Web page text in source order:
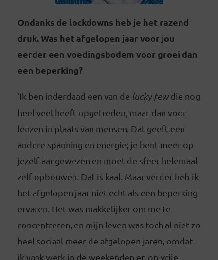
Ondanks de lockdowns heb je het razend
druk. Was het afgelopen jaar voor jou
eerder een voedingsbodem voor groei dan
een beperking?
‘Ik ben inderdaad een van de lucky fewdie nog
heel veel heeft opgetreden, maar dan voor
lenzen in plaats van mensen. Dat geeft een
andere spanning en energie; je bent meer op
jezelf aangewezen en moet de sfeer helemaal
zelf opbouwen. Dat is kaal. Maar verder heb ik
het afgelopen jaar niet echt als een beperking
ervaren. Het was makkelijker om me te
concentreren, en mijn leven was toch al niet zo
heel sociaal meer de afgelopen jaren, omdat
ik vaak werk in de weekenden en op vrije